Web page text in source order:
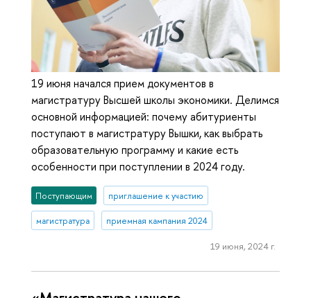
19 июня начался прием документов в
магистратуру Высшей школы экономики. Делимся
основной информацией: почему абитуриенты
поступают в магистратуру Вышки, как выбрать
образовательную программу и какие есть
особенности при поступлении в 2024 году.
Поступающим приглашение к участию
магистратура приемная кампания 2024
19 июня, 2024 г.